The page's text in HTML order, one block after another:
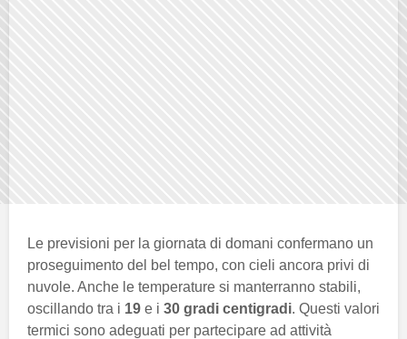
Le previsioni per la giornata di domani confermano un
proseguimento del bel tempo, con cieli ancora privi di
nuvole. Anche le temperature si manterranno stabili,
oscillando tra i 19 e i 30 gradi centigradi. Questi valori
termici sono adeguati per partecipare ad attività